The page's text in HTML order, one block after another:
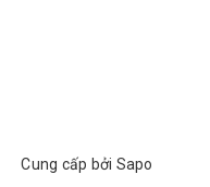
Cung cấp bởi Sapo